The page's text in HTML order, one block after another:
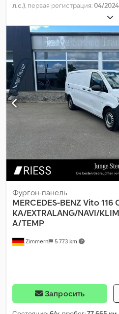
л.с.) , первая регистрация:04/2024
, тип
класс выбросов:Евро 6,
ABS, кондиционер,
фильтр, центральный замок,
стабилизации (ESP),
Zimmern 5 773 km
Фургон-панель
MERCEDES-BENZVito 116
KA/EXTRALANG/NAVI/
A/TEMP
Запросить